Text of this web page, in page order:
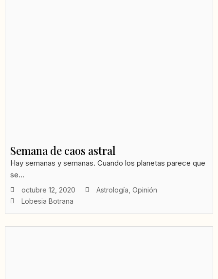
Semana de caos astral
Hay semanas y semanas. Cuando los planetas parece que
se...
octubre 12, 2020 Astrología Opinión
Lobesia Botrana